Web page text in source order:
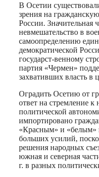
В Осетии
зрения на
России. Значительная
невмешательство в
самоопределению
демократической
государст-венному
партия «Чермен»
захвативших власть в
Оградить Осетию от
ответ на стремление
политической
импортировано
«Красным» и «белым»
больших усилий,
решения народных
южная и северная
г. в разных